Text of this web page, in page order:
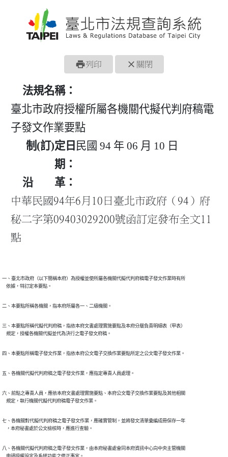
print列印 close 關閉
法規名稱：
臺北市政府授權所屬各機關代擬代判府稿電
子發文作業要點
制(訂)定日
期：
民國 94 年 06 月 10 日
沿 革：
中華民國94年6月10日臺北市政府（94）府
秘二字第09403029200號函訂定發布全文11
點
一、臺北市政府（以下簡稱本府）為授權並使所屬各機關代擬代判府稿電子發文作業時有所
    依據，特訂定本要點。
二、本要點所稱各機關，指本府所屬各一、二級機關。
三、本要點所稱代擬代判府稿，指依本府文書處理實施要點及本府分層負責明細表（甲表）
    規定，授權各機關代擬並代為決行之電子發文府稿。
四、本要點所稱電子發文作業，指依本府公文電子交換作業要點所定之公文電子發文作業。
五、各機關代擬代判府稿之電子發文作業，應指定專責人員處理。
六、前點之專責人員，應依本府文書處理實施要點、本府公文電子交換作業要點及其他相關
    規定，執行機關代擬代判府稿電子發文作業。
七、各機關對代擬代判府稿之電子發文作業，應確實管制，並將發文清單彙編成冊保存一年
    ，本府秘書處於公文檢核時，應進行查驗。
八、各機關代擬代判府稿之電子發文作業，由本府秘書處會同本府資訊中心向中央主管機關
    申請授權設定及系統功能之修正事宜。